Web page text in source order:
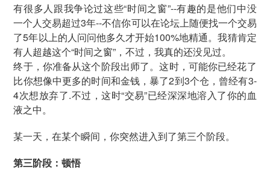
有很多人跟我争论过这些“时间之窗”--有趣的是他们中没
一个人交易超过3年--不信你可以在论坛上随便找一个交易
了5年以上的人问问他多久才开始100%地精通。我猜肯定
有人超越这个“时间之窗”，不过，我真的还没见过。
终于，你准备从这个阶段出师了。这时，可能你已经花了
比你想像中更多的时间和金钱，暴了2到3个仓，曾经有3-
4次想放弃了.不过，这时“交易”已经深深地溶入了你的血
液之中。
某一天，在某个瞬间，你突然进入到了第三个阶段。
第三阶段：顿悟